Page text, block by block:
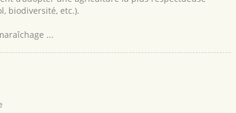
biodiversité, etc.).
...